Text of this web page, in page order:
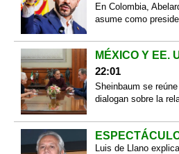
En Colombia,
asume como
MÉXICO Y EE.
22:01
Sheinbaum se
dialogan sobre la
Luis de Llano